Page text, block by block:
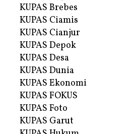
KUPAS Brebes
KUPAS Ciamis
KUPAS Cianjur
KUPAS Depok
KUPAS Desa
KUPAS Dunia
KUPAS Ekonomi
KUPAS FOKUS
KUPAS Foto
KUPAS Garut